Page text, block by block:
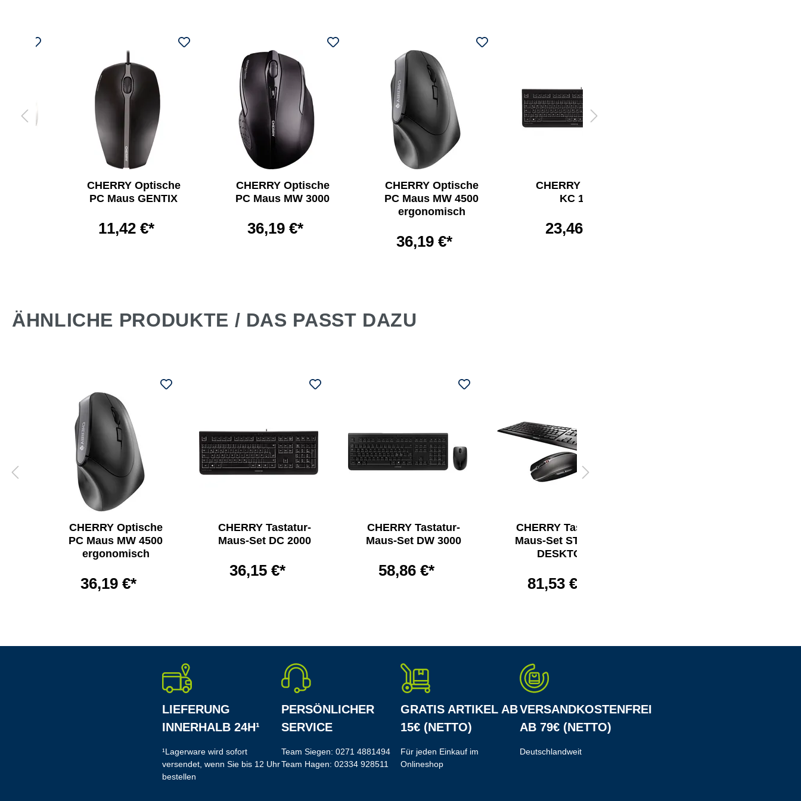
CHERRY Optische
PC Maus GENTIX
11,42 €*
CHERRY Optische
PC Maus MW 3000
36,19 €*
CHERRY Optische
PC Maus MW 4500
ergonomisch
36,19 €*
CHERRY Tastatur
KC 1000
23,46 €*
ÄHNLICHE PRODUKTE / DAS PASST DAZU
CHERRY Optische
PC Maus MW 4500
ergonomisch
36,19 €*
CHERRY Tastatur-
Maus-Set DC 2000
36,15 €*
CHERRY Tastatur-
Maus-Set DW 3000
58,86 €*
CHERRY Tastatur-
Maus-Set STREAM
DESKTOP
81,53 €*
LIEFERUNG
INNERHALB 24H¹
¹Lagerware wird sofort
versendet, wenn Sie bis 12 Uhr
bestellen
PERSÖNLICHER
SERVICE
Team Siegen: 0271 4881494
Team Hagen: 02334 928511
GRATIS ARTIKEL AB
15€ (NETTO)
Für jeden Einkauf im
Onlineshop
VERSANDKOSTENFREI
AB 79€ (NETTO)
Deutschlandweit